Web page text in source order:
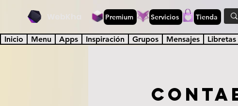
Premium Tienda
Servicios
Inicio Menu Apps Inspiración Grupos Mensajes Libretas